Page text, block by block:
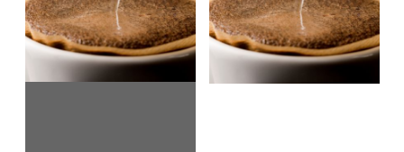
EVENT & SEMINAR
ニュース
EVENT & SEMINAR
ニュース